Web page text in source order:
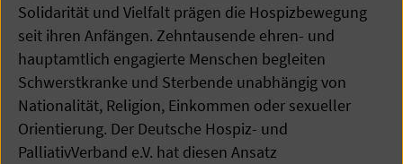
Solidarität und Vielfalt prägen die Hospizbewegung
seit ihren Anfängen. Zehntausende ehren- und
hauptamtlich engagierte Menschen begleiten
Schwerstkranke und Sterbende unabhängig von
Nationalität, Religion, Einkommen oder sexueller
Orientierung. Der Deutsche Hospiz- und
PalliativVerband e.V. hat diesen Ansatz